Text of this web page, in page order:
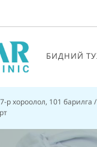
БИДНИЙ
р хороолол, 101 барилга